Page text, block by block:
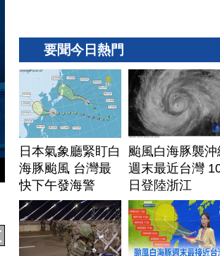
要聞今日熱門
日本氣象廳緊盯白
海豚颱風 台灣最
快下午發海警
颱風白海豚襲沖
週末最近台灣
日登陸浙江